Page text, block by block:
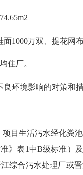
1000万双、提花网
住厂。
环境影响的对策和
目生活污水经化粪
》表1中B级标准）
综合污水处理厂或